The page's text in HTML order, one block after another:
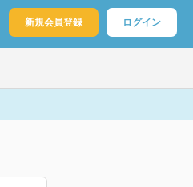
新規会員登録 ログイン